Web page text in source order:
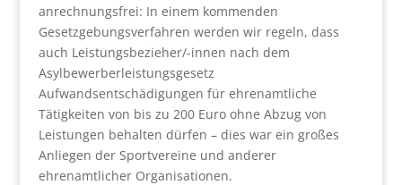
anrechnungsfrei: In einem kommenden
Gesetzgebungsverfahren werden wir regeln, dass
auch Leistungsbezieher/-innen nach dem
Asylbewerberleistungsgesetz
Aufwandsentschädigungen für ehrenamtliche
Tätigkeiten von bis zu 200 Euro ohne Abzug von
Leistungen behalten dürfen – dies war ein großes
Anliegen der Sportvereine und anderer
ehrenamtlicher Organisationen.